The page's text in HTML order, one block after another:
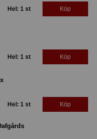
Hel: 1 st Köp
Hel: 1 st Köp
Hel: 1 st Köp